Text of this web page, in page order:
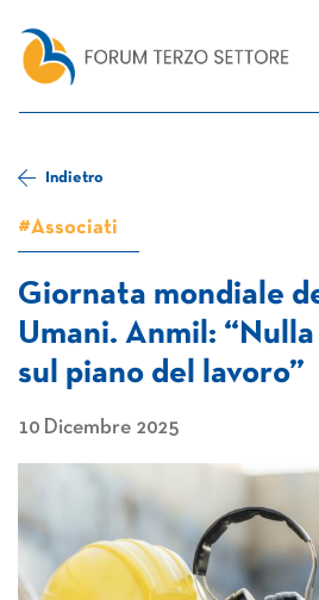
Indietro
#Associati
Giornata mondiale
Umani. Anmil:
sul piano del lavoro”
10 Dicembre 2025